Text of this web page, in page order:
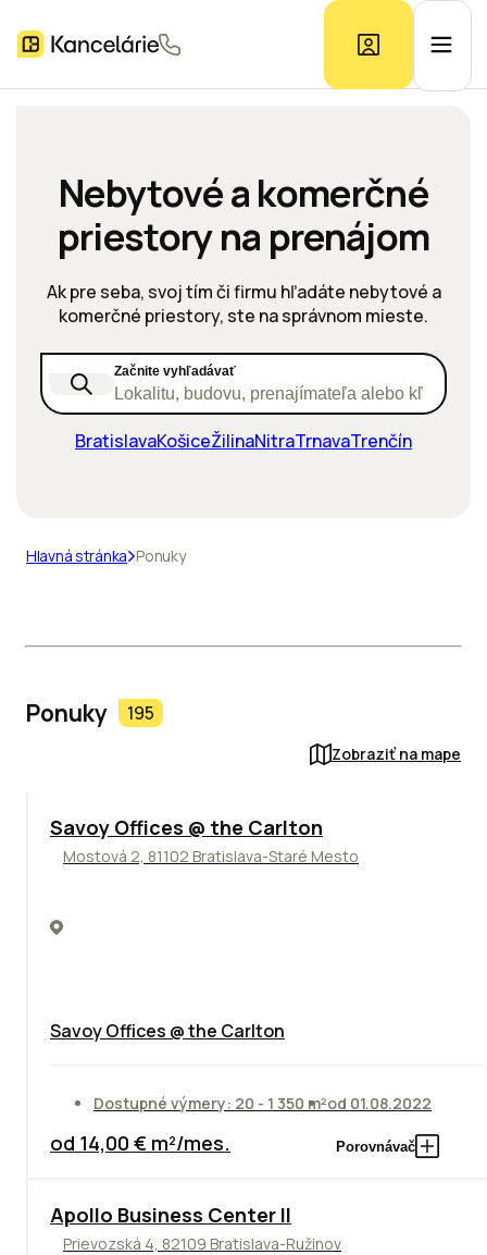
Prieskum trhu
Kontakt
Inzerát
Nebytové a komerčné
priestory na prenájom
Ak pre seba, svoj tím či firmu hľadáte nebytové a
komerčné priestory, ste na správnom mieste.
Začnite vyhľadávať
Lokalitu, budovu, prenajímateľa alebo kľúčové
BratislavaKošiceŽilinaNitraTrnavaTrenčín
Hlavná stránka Ponuky
Ponuky 195
Zobraziť na mape
TOP
Savoy Offices @ the Carlton
Mostová 2, 81102 Bratislava-Staré Mesto
Savoy Offices @ the Carlton
Dostupné výmery: 20 - 1 350 m²od 01.08.2022
od 14,00 € m²/mes. Porovnávač
TOP NOVINKA ODPORÚČAME
Apollo Business Center II
Prievozská 4, 82109 Bratislava-Ružinov